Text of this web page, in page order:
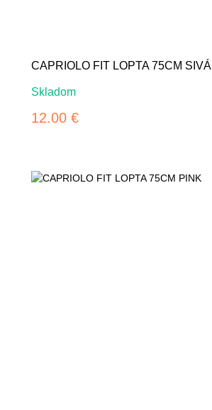
CAPRIOLO FIT LOPTA 75CM SIVÁ
Skladom
12.00 €